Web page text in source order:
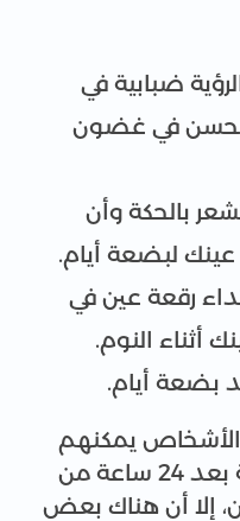
ضبابية في
التحسن في غضون
بالحكة وأن
لبضعة أيام.
رقعة عين في
أثناء النوم.
بضعة أيام.
يمكنهم
استئناف الأنشطة اليومية بعد 24 ساعة من
إلا أن هناك بعض